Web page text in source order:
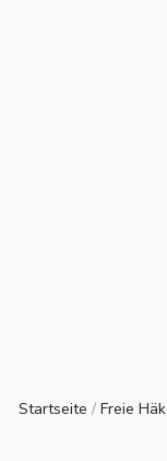
Startseite / Freie